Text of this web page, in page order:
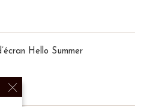
Hello Summer